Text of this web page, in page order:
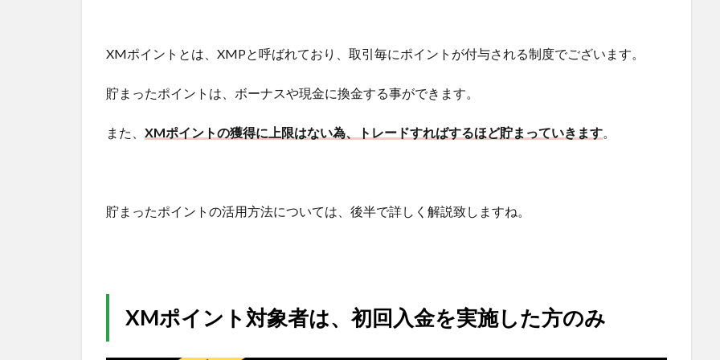
XMポイントとは、XMPと呼ばれており、取引毎にポイントが付与される制度でございます。
貯まったポイントは、ボーナスや現金に換金する事ができます。
また、 XMポイントの獲得に上限はない為、トレードすればするほど貯まっていきます。
貯まったポイントの活用方法については、後半で詳しく解説致しますね。
XMポイント対象者は、初回入金を実施した方のみ